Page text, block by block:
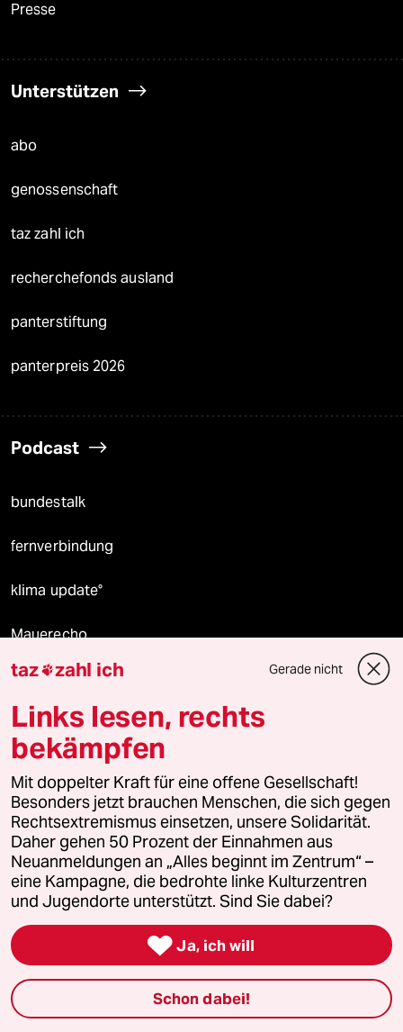
Presse
Unterstützen
abo
genossenschaft
taz zahl ich
recherchefonds ausland
panterstiftung
panterpreis 2026
Podcast
bundestalk
fernverbindung
klima update°
Mauerecho
Freie Rede
reingehen
Newsletter
team zukunft
taz frisch
taz zahl ich
taz lab Infobrief
taz zahl ich Gerade nicht
Links lesen, rechts
bekämpfen
Mit doppelter Kraft für eine offene Gesellschaft!
Besonders jetzt brauchen Menschen, die sich gegen
Rechtsextremismus einsetzen, unsere Solidarität.
Daher gehen 50 Prozent der Einnahmen aus
Neuanmeldungen an „Alles beginnt im Zentrum“ –
eine Kampagne, die bedrohte linke Kulturzentren
und Jugendorte unterstützt. Sind Sie dabei?
 Ja, ich will
Schon dabei!